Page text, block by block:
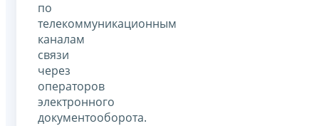
по
телекоммуникационным
каналам
связи
через
операторов
электронного
документооборота.